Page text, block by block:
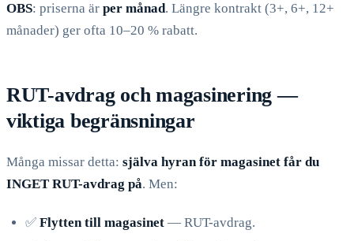
OBS: priserna är per månad. Längre kontrakt (3+, 6+, 12+
månader) ger ofta 10–20 % rabatt.
RUT-avdrag och magasinering —
viktiga begränsningar
Många missar detta: själva hyran för magasinet får du
INGET RUT-avdrag på. Men:
✅ Flytten till magasinet — RUT-avdrag.